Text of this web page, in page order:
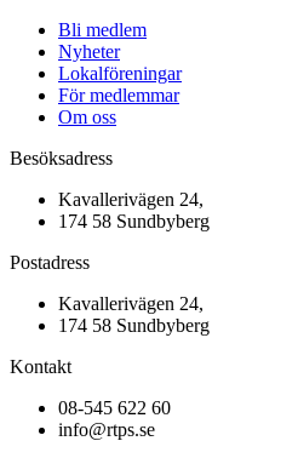
Bli medlem
Nyheter
Lokalföreningar
För medlemmar
Om oss
Besöksadress
Kavallerivägen 24,
174 58 Sundbyberg
Postadress
Kavallerivägen 24,
174 58 Sundbyberg
Kontakt
08-545 622 60
info@rtps.se